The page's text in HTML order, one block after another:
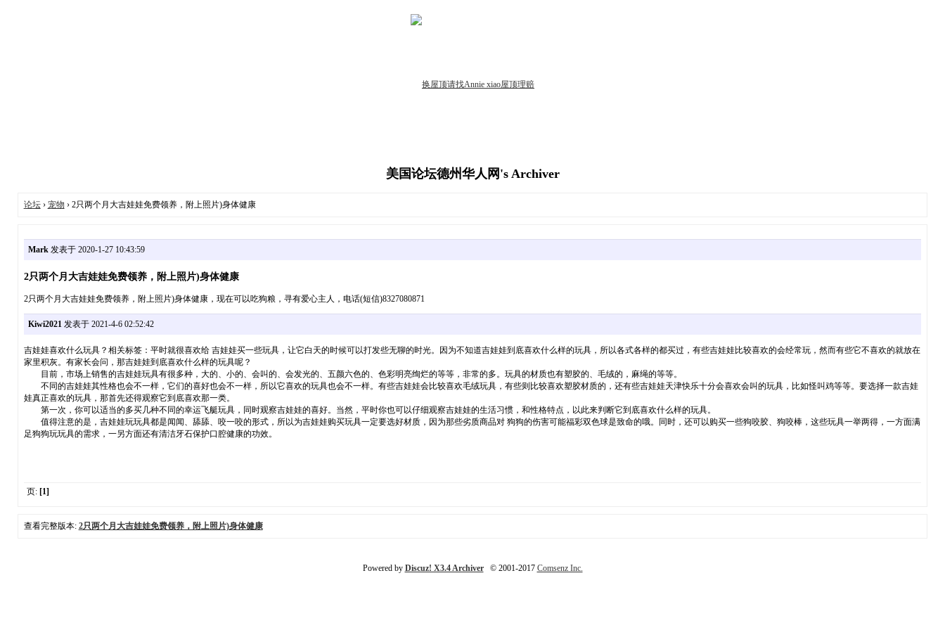
美国论坛德州华人网's Archiver
论坛› 宠物 › 2只两个月大吉娃娃免费领养，附上照片)身体健康
Mark发表于 2020-1-27 10:43:59
2只两个月大吉娃娃免费领养，附上照片)身体健康
2只两个月大吉娃娃免费领养，附上照片)身体健康，现在可以吃狗粮，寻有爱心主人，电话(短信)8327080871
Kiwi2021发表于 2021-4-6 02:52:42
吉娃娃喜欢什么玩具？相关标签：平时就很喜欢给 吉娃娃买一些玩具，让它白天的时候可以打发些无聊的时光。因为不知道吉娃娃到底喜欢什么样的玩具，所以各式各样的都买过，有些吉娃娃比较喜欢的会经常玩，然而有些它不喜欢的就放在
家里积灰。有家长会问，那吉娃娃到底喜欢什么样的玩具呢？
目前，市场上销售的吉娃娃玩具有很多种，大的、小的、会叫的、会发光的、五颜六色的、色彩明亮绚烂的等等，非常的多。玩具的材质也有塑胶的、毛绒的，麻绳的等等。
不同的吉娃娃其性格也会不一样，它们的喜好也会不一样，所以它喜欢的玩具也会不一样。有些吉娃娃会比较喜欢毛绒玩具，有些则比较喜欢塑胶材质的，还有些吉娃娃天津快乐十分会喜欢会叫的玩具，比如怪叫鸡等等。要选择一款吉娃
娃真正喜欢的玩具，那首先还得观察它到底喜欢那一类。
第一次，你可以适当的多买几种不同的幸运飞艇玩具，同时观察吉娃娃的喜好。当然，平时你也可以仔细观察吉娃娃的生活习惯，和性格特点，以此来判断它到底喜欢什么样的玩具。
值得注意的是，吉娃娃玩玩具都是闻闻、舔舔、咬一咬的形式，所以为吉娃娃购买玩具一定要选好材质，因为那些劣质商品对 狗狗的伤害可能福彩双色球是致命的哦。同时，还可以购买一些狗咬胶、狗咬棒，这些玩具一举两得，一方面满
足狗狗玩玩具的需求，一另方面还有清洁牙石保护口腔健康的功效。
页: [1]
查看完整版本: 2只两个月大吉娃娃免费领养，附上照片)身体健康
Powered by Discuz! X3.4 Archiver© 2001-2017 Comsenz Inc.